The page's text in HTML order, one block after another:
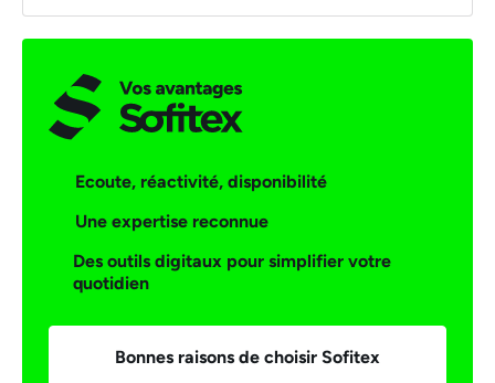
Ecoute, réactivité, disponibilité
Une expertise reconnue
Des outils digitaux pour simplifier votre
quotidien
Bonnes raisons de choisir Sofitex